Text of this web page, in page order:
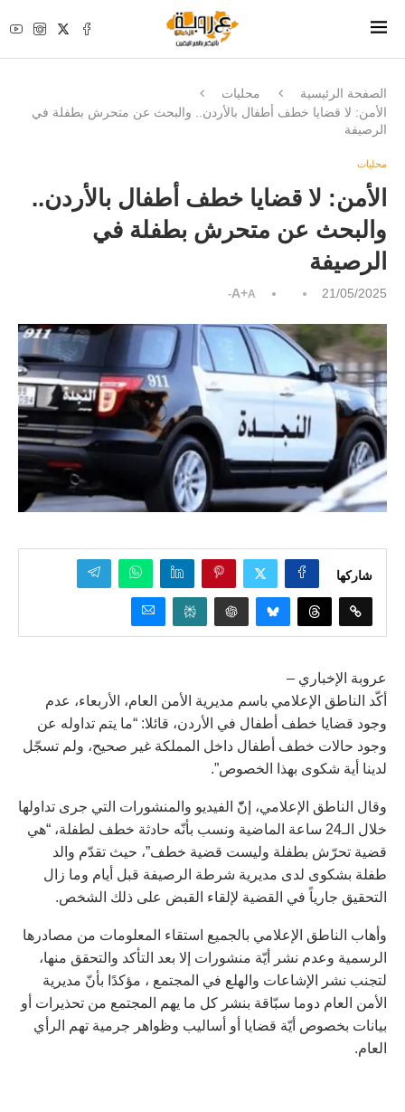
الصفحة الرئيسية
محليات
الأمن: لا قضايا خطف أطفال بالأردن.. والبحث عن متحرش بطفلة في
الرصيفة
محليات
الأمن: لا قضايا خطف أطفال بالأردن..
والبحث عن متحرش بطفلة في
الرصيفة
21/05/2025
A+A-
شاركها
عروبة الإخباري –
أكّد الناطق الإعلامي باسم مديرية الأمن العام، الأربعاء، عدم
وجود قضايا خطف أطفال في الأردن، قائلا: “ما يتم تداوله عن
وجود حالات خطف أطفال داخل المملكة غير صحيح، ولم تسجّل
لدينا أية شكوى بهذا الخصوص”.
وقال الناطق الإعلامي، إنّّ الفيديو والمنشورات التي جرى تداولها
خلال الـ24 ساعة الماضية ونسب بأنّه حادثة خطف لطفلة، “هي
قضية تحرّش بطفلة وليست قضية خطف”، حيث تقدّم والد
طفلة بشكوى لدى مديرية شرطة الرصيفة قبل أيام وما زال
التحقيق جارياً في القضية لإلقاء القبض على ذلك الشخص.
وأهاب الناطق الإعلامي بالجميع استقاء المعلومات من مصادرها
الرسمية وعدم نشر أيّة منشورات إلا بعد التأكد والتحقق منها،
لتجنب نشر الإشاعات والهلع في المجتمع ، مؤكدًا بأنّ مديرية
الأمن العام دوما سبّاقة بنشر كل ما يهم المجتمع من تحذيرات أو
بيانات بخصوص أيّة قضايا أو أساليب وظواهر جرمية تهم الرأي
العام.